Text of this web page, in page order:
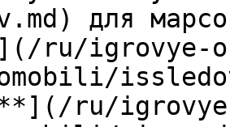
для
ru/igrovye-
ru/